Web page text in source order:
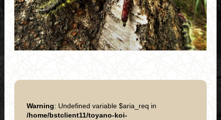
Warning: Undefined variable $aria_req in
/home/bstclient11/toyano-koi-